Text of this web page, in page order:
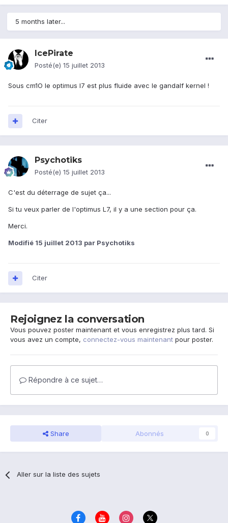
5 months later...
IcePirate
Posté(e) 15 juillet 2013
Sous cm1O le optimus l7 est plus fluide avec le gandalf kernel !
Citer
Psychotiks
Posté(e) 15 juillet 2013
C'est du déterrage de sujet ça...
Si tu veux parler de l'optimus L7, il y a une section pour ça.
Merci.
Modifié 15 juillet 2013 par Psychotiks
Citer
Rejoignez la conversation
Vous pouvez poster maintenant et vous enregistrez plus tard. Si
vous avez un compte, connectez-vous maintenant pour poster.
Répondre à ce sujet…
Share Abonnés 0
Aller sur la liste des sujets